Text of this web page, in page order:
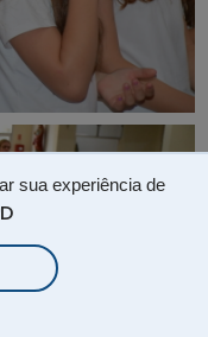
sua experiência de